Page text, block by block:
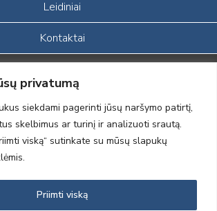
privatumą
siekdami pagerinti jūsų naršymo patirtį,
skelbimus ar turinį ir analizuoti srautą.
viską“ sutinkate su mūsų slapukų
Priimti viską
Leidiniai
Kontaktai
Lietuvos Respublikos, Europos
Norvegijos finansinių mechanizmų iš dalies
/gamtosauginės veiklos sustiprinimas ir įvaizdžio
visuomenę į aplinkosauginių tyrimų veiklą“
numeris 2004-LT0008-NVO-1EEE/NOR-02-
Draugija © 2014, Visos teisės saugomos